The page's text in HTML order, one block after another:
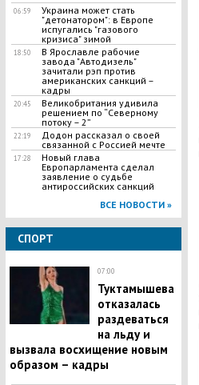
06:59
Украина может стать
"детонатором": в Европе
испугались "газового
кризиса" зимой
18:50
В Ярославле рабочие
завода "Автодизель"
зачитали рэп против
американских санкций –
кадры
20:45
Великобритания удивила
решением по “Северному
потоку – 2”
22:19
Додон рассказал о своей
связанной с Россией мечте
17:28
Новый глава
Европарламента сделал
заявление о судьбе
антироссийских санкций
ВСЕ НОВОСТИ »
СПОРТ
07:00
Туктамышева
отказалась
раздеваться
на льду и
вызвала восхищение новым
образом – кадры